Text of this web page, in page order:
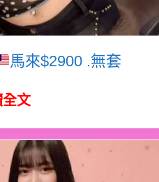
馬來$2900 .無套
全文